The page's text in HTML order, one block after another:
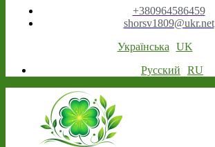
+380964586459
shorsv1809@ukr.net
Українська
UK
Русский
RU